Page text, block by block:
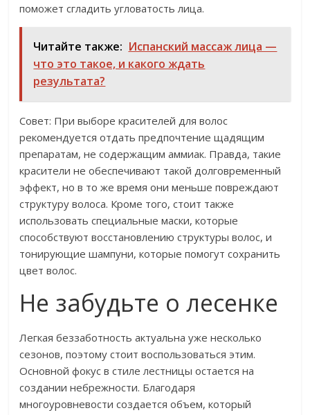
поможет сгладить угловатость лица.
Читайте также: Испанский массаж лица —
что это такое, и какого ждать
результата?
Совет: При выборе красителей для волос
рекомендуется отдать предпочтение щадящим
препаратам, не содержащим аммиак. Правда, такие
красители не обеспечивают такой долговременный
эффект, но в то же время они меньше повреждают
структуру волоса. Кроме того, стоит также
использовать специальные маски, которые
способствуют восстановлению структуры волос, и
тонирующие шампуни, которые помогут сохранить
цвет волос.
Не забудьте о лесенке
Легкая беззаботность актуальна уже несколько
сезонов, поэтому стоит воспользоваться этим.
Основной фокус в стиле лестницы остается на
создании небрежности. Благодаря
многоуровневости создается объем, который